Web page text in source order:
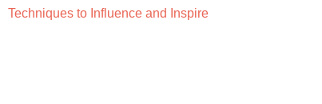
Techniques to Influence and Inspire